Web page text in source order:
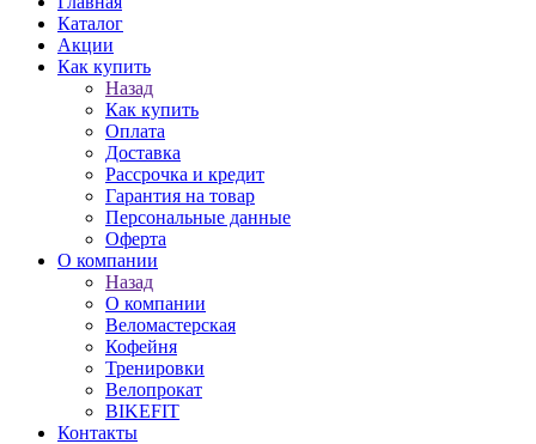
Каталог
Акции
Как купить
Назад
Как купить
Оплата
Доставка
Рассрочка и кредит
Гарантия на товар
Персональные данные
Оферта
О компании
Назад
О компании
Веломастерская
Кофейня
Тренировки
Велопрокат
BIKEFIT
Контакты